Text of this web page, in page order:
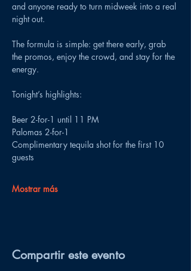
and anyone ready to turn midweek into a real
night out.
The formula is simple: get there early, grab
the promos, enjoy the crowd, and stay for the
energy.
Tonight’s highlights:
Beer 2-for-1 until 11 PM
Palomas 2-for-1
Complimentary tequila shot for the first 10
guests
Mostrar más
Compartir este evento